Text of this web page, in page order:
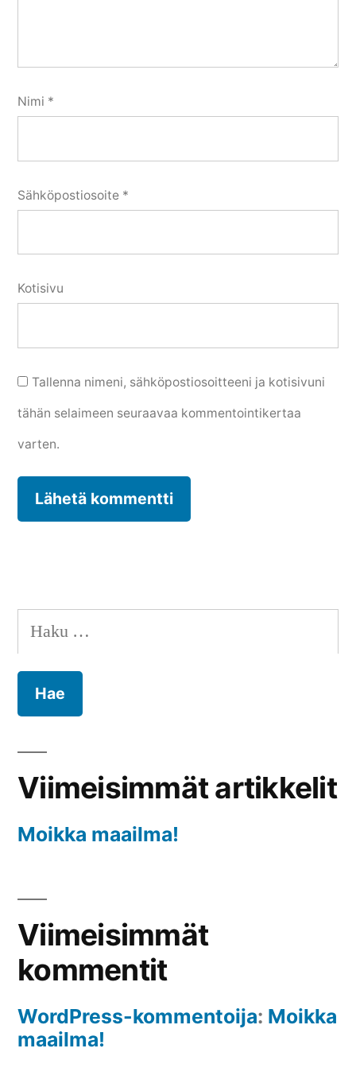
Nimi *
Sähköpostiosoite *
Kotisivu
Tallenna nimeni, sähköpostiosoitteeni ja kotisivuni
tähän selaimeen seuraavaa kommentointikertaa
varten.
Haku:
Viimeisimmät artikkelit
Moikka maailma!
Viimeisimmät
kommentit
WordPress-kommentoija: Moikka
maailma!